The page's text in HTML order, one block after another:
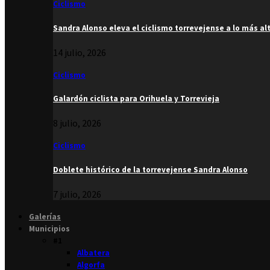
Ciclismo
Sandra Alonso eleva el ciclismo torrevejense a lo más
14 julio, 2026
Ciclismo
Galardón ciclista para Orihuela y Torrevieja
8 julio, 2026
Ciclismo
Doblete histórico de la torrevejense Sandra Alonso
7 julio, 2026
Galerías
Municipios
Albatera
Algorfa